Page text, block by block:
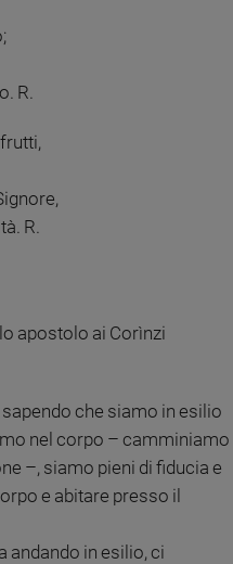
R.
R.
apostolo ai Corìnzi
che siamo in esilio
nel corpo – camminiamo
–, siamo pieni di fiducia e
e abitare presso il
andando in esilio, ci